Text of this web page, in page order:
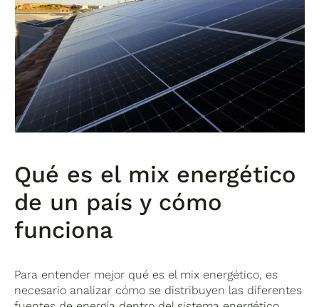
Qué es el mix energético
de un país y cómo
funciona
Para entender mejor qué es el mix energético, es
necesario analizar cómo se distribuyen las diferentes